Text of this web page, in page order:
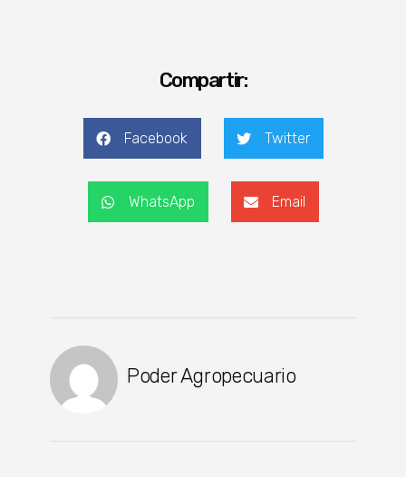
Compartir:
Facebook Twitter
WhatsApp Email
Poder Agropecuario